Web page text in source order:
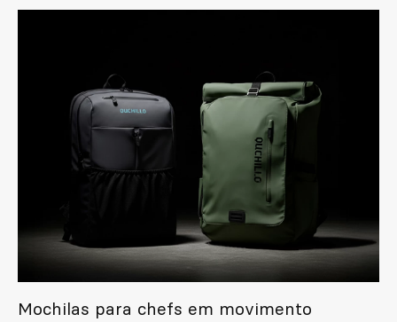
Mochilas para chefs em movimento